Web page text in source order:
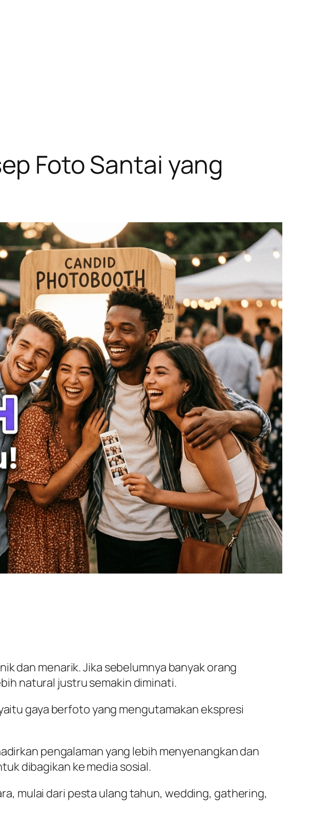
Foto Santai yang
dan menarik. Jika sebelumnya banyak orang
natural justru semakin diminati.
gaya berfoto yang mengutamakan ekspresi
pengalaman yang lebih menyenangkan dan
dibagikan ke media sosial.
mulai dari pesta ulang tahun, wedding, gathering,